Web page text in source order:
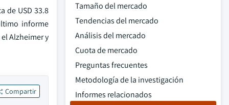
de USD 33.8
informe
Alzheimer y
Compartir
Tamaño del mercado
Tendencias del mercado
Análisis del mercado
Cuota de mercado
Preguntas frecuentes
Metodología de la investigación
Informes relacionados